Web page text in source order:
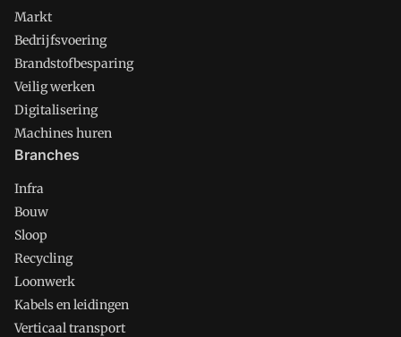
Markt
Bedrijfsvoering
Brandstofbesparing
Veilig werken
Digitalisering
Machines huren
Branches
Infra
Bouw
Sloop
Recycling
Loonwerk
Kabels en leidingen
Verticaal transport